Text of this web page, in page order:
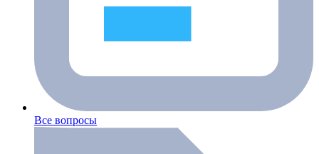
Все вопросы